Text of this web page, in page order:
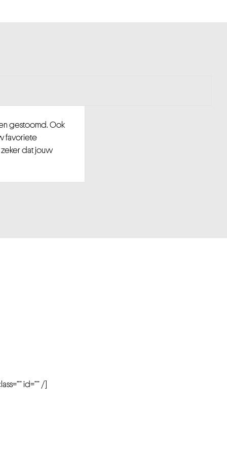
gestoomd. Ook
favoriete
dat jouw
id=”” /]